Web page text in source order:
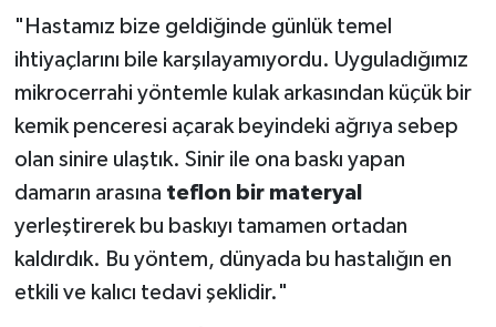
"Hastamız bize geldiğinde günlük temel
ihtiyaçlarını bile karşılayamıyordu. Uyguladığımız
mikrocerrahi yöntemle kulak arkasından küçük bir
kemik penceresi açarak beyindeki ağrıya sebep
olan sinire ulaştık. Sinir ile ona baskı yapan
damarın arasına teflon bir materyal
yerleştirerek bu baskıyı tamamen ortadan
kaldırdık. Bu yöntem, dünyada bu hastalığın en
etkili ve kalıcı tedavi şeklidir."